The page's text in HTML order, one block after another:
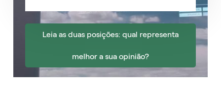
Leia as duas posições: qual representa
melhor a sua opinião?